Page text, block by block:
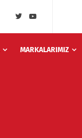
MARKALARIMIZ